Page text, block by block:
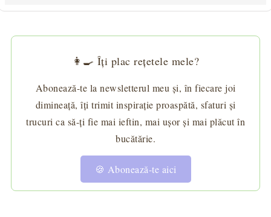
👩‍🍳 Îți plac rețetele mele?
Abonează-te la newsletterul meu și, în fiecare joi
dimineață, îți trimit inspirație proaspătă, sfaturi și
trucuri ca să-ți fie mai ieftin, mai ușor și mai plăcut în
bucătărie.
🍪 Abonează-te aici